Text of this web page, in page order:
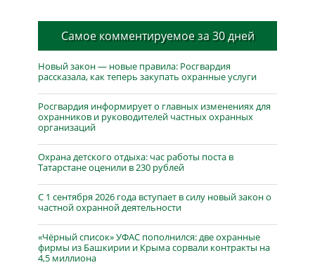
Самое комментируемое за 30 дней
Новый закон — новые правила: Росгвардия
рассказала, как теперь закупать охранные услуги
Росгвардия информирует о главных изменениях для
охранников и руководителей частных охранных
организаций
Охрана детского отдыха: час работы поста в
Татарстане оценили в 230 рублей
С 1 сентября 2026 года вступает в силу новый закон о
частной охранной деятельности
«Чёрный список» УФАС пополнился: две охранные
фирмы из Башкирии и Крыма сорвали контракты на
4,5 миллиона